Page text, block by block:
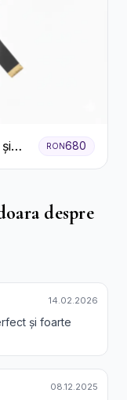
RON680
despre
14.02.2026
și foarte
08.12.2025